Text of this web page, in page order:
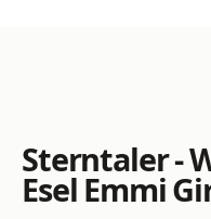
Sterntaler -
Esel Emmi